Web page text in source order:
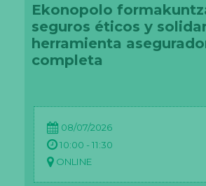
Ekonopolo
seguros éticos y
herramienta
completa
08/07/2026
10:00 - 11:30
ONLINE